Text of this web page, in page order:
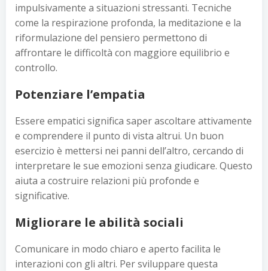
impulsivamente a situazioni stressanti. Tecniche
come la respirazione profonda, la meditazione e la
riformulazione del pensiero permettono di
affrontare le difficoltà con maggiore equilibrio e
controllo.
Potenziare l’empatia
Essere empatici significa saper ascoltare attivamente
e comprendere il punto di vista altrui. Un buon
esercizio è mettersi nei panni dell’altro, cercando di
interpretare le sue emozioni senza giudicare. Questo
aiuta a costruire relazioni più profonde e
significative.
Migliorare le abilità sociali
Comunicare in modo chiaro e aperto facilita le
interazioni con gli altri. Per sviluppare questa